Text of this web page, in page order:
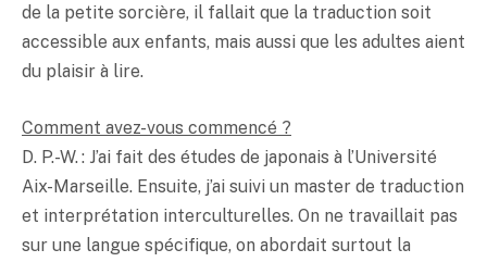
de la petite sorcière, il fallait que la traduction soit
accessible aux enfants, mais aussi que les adultes aient
du plaisir à lire.
Comment avez-vous commencé ?
D. P.-W. : J’ai fait des études de japonais à l’Université
Aix-Marseille. Ensuite, j’ai suivi un master de traduction
et interprétation interculturelles. On ne travaillait pas
sur une langue spécifique, on abordait surtout la